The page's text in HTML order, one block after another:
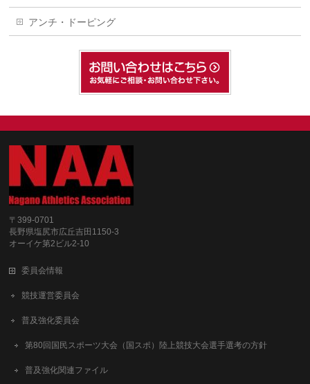
アンチ・ドーピング
〒399-0701
長野県塩尻市広丘吉田1150-3
オーイケ第2ビル2-10
委員会情報
競技運営委員会
普及強化委員会
第80回国民スポーツ大会（国スポ）陸上競技大会選手選考の方針
普及強化関連ファイル